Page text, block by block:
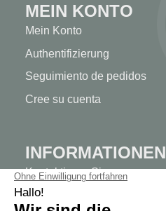
MEIN KONTO
Mein Konto
Authentifizierung
Seguimiento de pedidos
Cree su cuenta
INFORMATIONEN
Kontaktieren Sie uns
Sitemap